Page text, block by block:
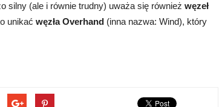
silny (ale i równie trudny) uważa się również węzeł
unikać węzła Overhand (inna nazwa: Wind), który